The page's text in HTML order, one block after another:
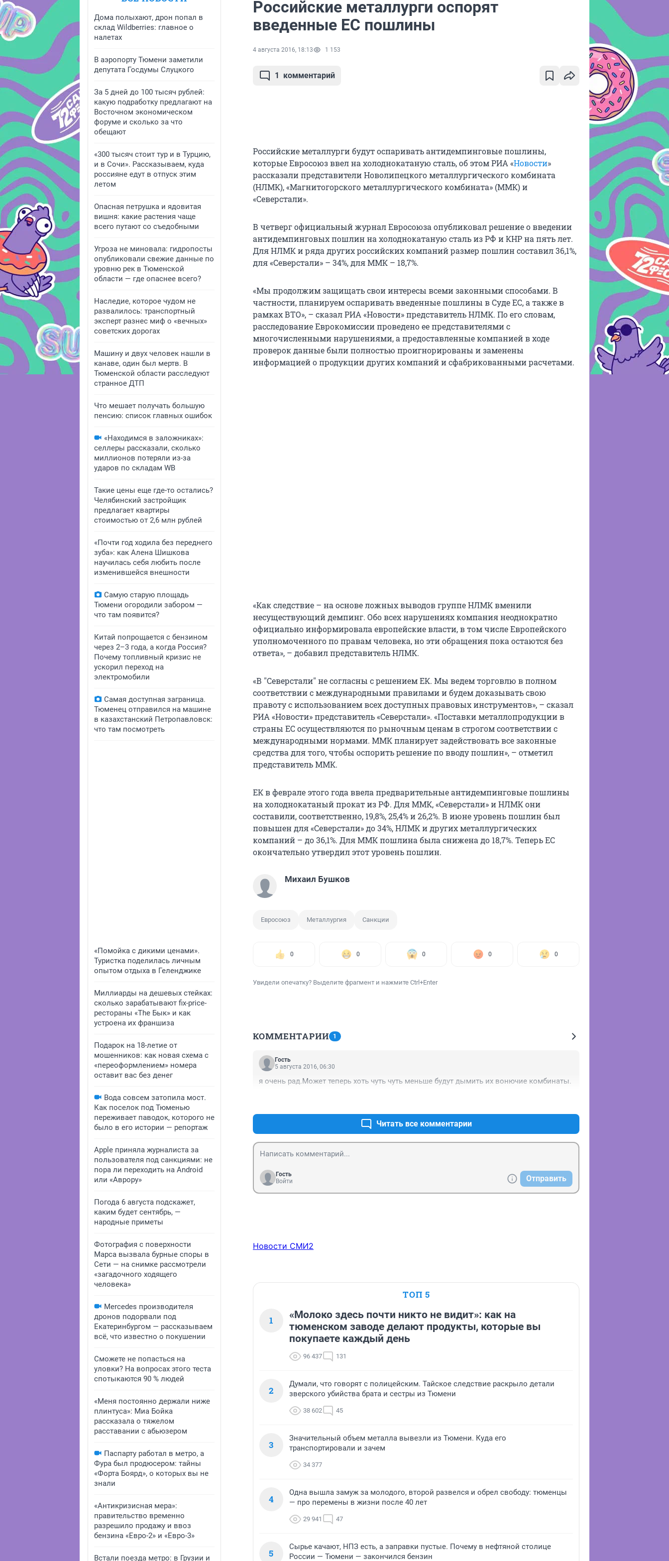
Дома полыхают, дрон попал в
склад Wildberries: главное о
налетах
В аэропорту Тюмени заметили
депутата Госдумы Слуцкого
За 5 дней до 100 тысяч рублей:
какую подработку предлагают на
Восточном экономическом
форуме и сколько за что
обещают
«300 тысяч стоит тур и в Турцию,
и в Сочи». Рассказываем, куда
россияне едут в отпуск этим
летом
Опасная петрушка и ядовитая
вишня: какие растения чаще
всего путают со съедобными
Угроза не миновала: гидропосты
опубликовали свежие данные по
уровню рек в Тюменской
области — где опаснее всего?
Наследие, которое чудом не
развалилось: транспортный
эксперт разнес миф о «вечных»
советских дорогах
Машину и двух человек нашли в
канаве, один был мертв. В
Тюменской области расследуют
странное ДТП
Что мешает получать большую
пенсию: список главных ошибок
«Находимся в заложниках»:
селлеры рассказали, сколько
миллионов потеряли из-за
ударов по складам WB
Такие цены еще где-то остались?
Челябинский застройщик
предлагает квартиры
стоимостью от 2,6 млн рублей
«Почти год ходила без переднего
зуба»: как Алена Шишкова
научилась себя любить после
изменившейся внешности
Самую старую площадь
Тюмени огородили забором —
что там появится?
Китай попрощается с бензином
через 2–3 года, а когда Россия?
Почему топливный кризис не
ускорил переход на
электромобили
Самая доступная заграница.
Тюменец отправился на машине
в казахстанский Петропавловск:
что там посмотреть
«Помойка с дикими ценами».
Туристка поделилась личным
опытом отдыха в Геленджике
Миллиарды на дешевых стейках:
сколько зарабатывают fix-price-
рестораны «The Бык» и как
устроена их франшиза
Подарок на 18-летие от
мошенников: как новая схема с
«переоформлением» номера
оставит вас без денег
Вода совсем затопила мост.
Как поселок под Тюменью
переживает паводок, которого не
было в его истории — репортаж
Apple приняла журналиста за
пользователя под санкциями: не
пора ли переходить на Android
или «Аврору»
Погода 6 августа подскажет,
каким будет сентябрь, —
народные приметы
Фотография с поверхности
Марса вызвала бурные споры в
Сети — на снимке рассмотрели
«загадочного ходящего
человека»
Mercedes производителя
дронов подорвали под
Екатеринбургом — рассказываем
всё, что известно о покушении
Сможете не попасться на
уловки? На вопросах этого теста
спотыкаются 90 % людей
«Меня постоянно держали ниже
плинтуса»: Миа Бойка
рассказала о тяжелом
расставании с абьюзером
Паспарту работал в метро, а
Фура был продюсером: тайны
«Форта Боярд», о которых вы не
знали
«Антикризисная мера»:
правительство временно
разрешило продажу и ввоз
бензина «Евро-2» и «Евро-3»
Встали поезда метро: в Грузии и
Российские металлурги оспорят
введенные ЕС пошлины
4 августа 2016, 18:13 1 153
1 комментарий
Российские металлурги будут оспаривать антидемпинговые пошлины,
которые Евросоюз ввел на холоднокатаную сталь, об этом РИА «Новости»
рассказали представители Новолипецкого металлургического комбината
(НЛМК), «Магнитогорского металлургического комбината» (ММК) и
«Северстали».
В четверг официальный журнал Евросоюза опубликовал решение о введении
антидемпинговых пошлин на холоднокатаную сталь из РФ и КНР на пять лет.
Для НЛМК и ряда других российских компаний размер пошлин составил 36,1%,
для «Северстали» – 34%, для ММК – 18,7%.
«Мы продолжим защищать свои интересы всеми законными способами. В
частности, планируем оспаривать введенные пошлины в Суде ЕС, а также в
рамках ВТО», – сказал РИА «Новости» представитель НЛМК. По его словам,
расследование Еврокомиссии проведено ее представителями с
многочисленными нарушениями, а предоставленные компанией в ходе
проверок данные были полностью проигнорированы и заменены
информацией о продукции других компаний и сфабрикованными расчетами.
«Как следствие – на основе ложных выводов группе НЛМК вменили
несуществующий демпинг. Обо всех нарушениях компания неоднократно
официально информировала европейские власти, в том числе Европейского
уполномоченного по правам человека, но эти обращения пока остаются без
ответа», – добавил представитель НЛМК.
«В "Северстали" не согласны с решением ЕК. Мы ведем торговлю в полном
соответствии с международными правилами и будем доказывать свою
правоту с использованием всех доступных правовых инструментов», – сказал
РИА «Новости» представитель «Северстали». «Поставки металлопродукции в
страны ЕС осуществляются по рыночным ценам в строгом соответствии с
международными нормами. ММК планирует задействовать все законные
средства для того, чтобы оспорить решение по вводу пошлин», – отметил
представитель ММК.
ЕК в феврале этого года ввела предварительные антидемпинговые пошлины
на холоднокатаный прокат из РФ. Для ММК, «Северстали» и НЛМК они
составили, соответственно, 19,8%, 25,4% и 26,2%. В июне уровень пошлин был
повышен для «Северстали» до 34%, НЛМК и других металлургических
компаний – до 36,1%. Для ММК пошлина была снижена до 18,7%. Теперь ЕС
окончательно утвердил этот уровень пошлин.
Михаил Бушков
Евросоюз Металлургия Санкции
0 0 0 0 0
Увидели опечатку? Выделите фрагмент и нажмите Ctrl+Enter
КОММЕНТАРИИ 1
Гость
5 августа 2016, 06:30
я очень рад.Может теперь хоть чуть чуть меньше будут дымить их вонючие комбинаты.
Читать все комментарии
Гость
Войти
Отправить
Новости СМИ2
ТОП 5
1
«Молоко здесь почти никто не видит»: как на
тюменском заводе делают продукты, которые вы
покупаете каждый день
96 437 131
2
Думали, что говорят с полицейским. Тайское следствие раскрыло детали
зверского убийства брата и сестры из Тюмени
38 602 45
3
Значительный объем металла вывезли из Тюмени. Куда его
транспортировали и зачем
34 377
4
Одна вышла замуж за молодого, второй развелся и обрел свободу: тюменцы
— про перемены в жизни после 40 лет
29 941 47
5
Сырье качают, НПЗ есть, а заправки пустые. Почему в нефтяной столице
России — Тюмени — закончился бензин